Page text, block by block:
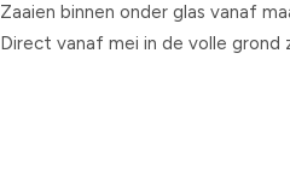
Zaaien binnen onder glas vanaf
Direct vanaf mei in de volle